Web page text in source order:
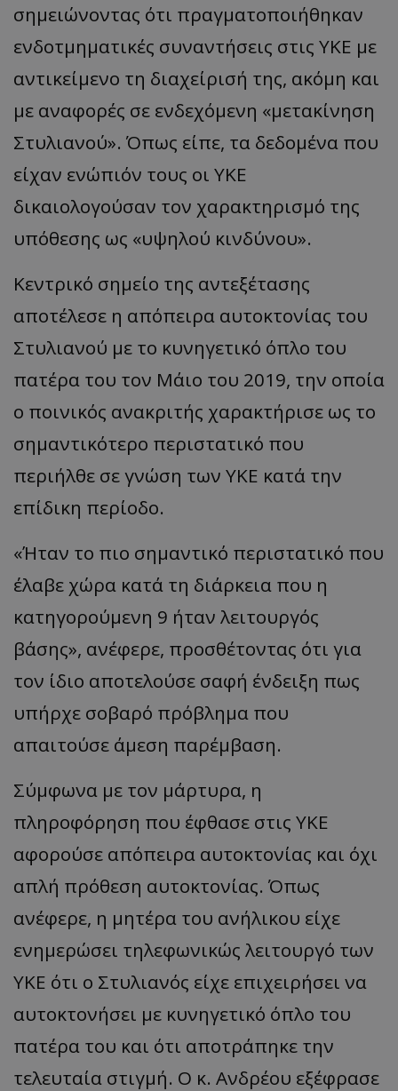
σημειώνοντας ότι πραγματοποιήθηκαν
ενδοτμηματικές συναντήσεις στις ΥΚΕ με
αντικείμενο τη διαχείρισή της, ακόμη και
με αναφορές σε ενδεχόμενη «μετακίνηση
Στυλιανού». Όπως είπε, τα δεδομένα που
είχαν ενώπιόν τους οι ΥΚΕ
δικαιολογούσαν τον χαρακτηρισμό της
υπόθεσης ως «υψηλού κινδύνου».
Κεντρικό σημείο της αντεξέτασης
αποτέλεσε η απόπειρα αυτοκτονίας του
Στυλιανού με το κυνηγετικό όπλο του
πατέρα του τον Μάιο του 2019, την οποία
ο ποινικός ανακριτής χαρακτήρισε ως το
σημαντικότερο περιστατικό που
περιήλθε σε γνώση των ΥΚΕ κατά την
επίδικη περίοδο.
«Ήταν το πιο σημαντικό περιστατικό που
έλαβε χώρα κατά τη διάρκεια που η
κατηγορούμενη 9 ήταν λειτουργός
βάσης», ανέφερε, προσθέτοντας ότι για
τον ίδιο αποτελούσε σαφή ένδειξη πως
υπήρχε σοβαρό πρόβλημα που
απαιτούσε άμεση παρέμβαση.
Σύμφωνα με τον μάρτυρα, η
πληροφόρηση που έφθασε στις ΥΚΕ
αφορούσε απόπειρα αυτοκτονίας και όχι
απλή πρόθεση αυτοκτονίας. Όπως
ανέφερε, η μητέρα του ανήλικου είχε
ενημερώσει τηλεφωνικώς λειτουργό των
ΥΚΕ ότι ο Στυλιανός είχε επιχειρήσει να
αυτοκτονήσει με κυνηγετικό όπλο του
πατέρα του και ότι αποτράπηκε την
τελευταία στιγμή. Ο κ. Ανδρέου εξέφρασε